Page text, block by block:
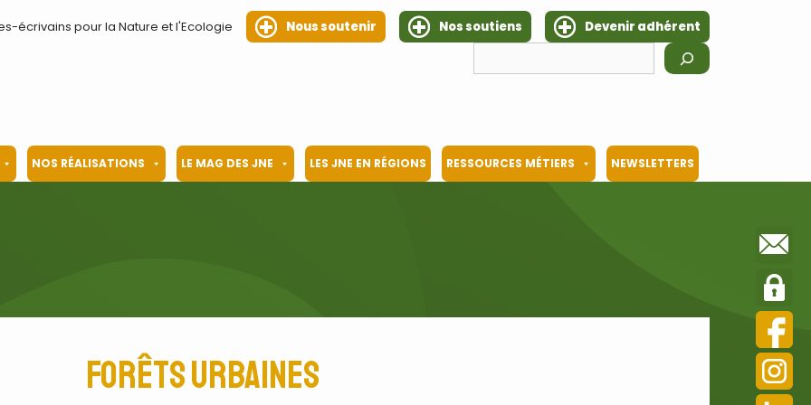
écrivains pour la Nature et l'Ecologie Nous soutenir Nos soutiens
Devenir adhérent
NOS RÉALISATIONS LE MAG DES JNE LES JNE EN RÉGIONS RESSOURCES MÉTIERS NEWSLETTERS
forêts urbaines